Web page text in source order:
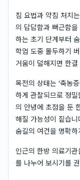
침 요법과 약침 처치
의 답답함과 뻐근함
하는 초기 단계부터
학업 도중 몰두하기
거움이 덜해지면 한
목전의 상태는 ‘축농
하게 관찰되므로 정
의 안녕에 초점을 둔
해질 가능성이 짙습
숨길의 여건을 명확
인근의 한방 의료기
를 나누어 보시기를